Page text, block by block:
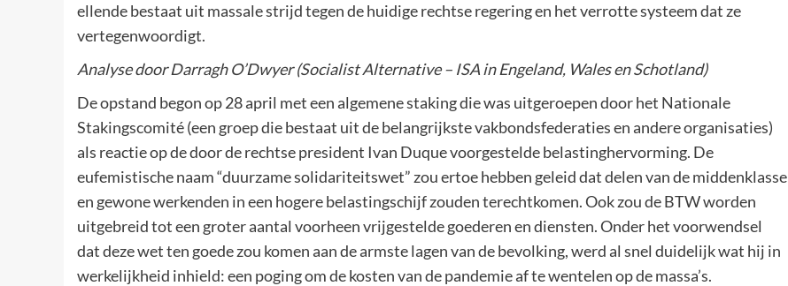
ellende bestaat uit massale strijd tegen de huidige rechtse regering en het verrotte systeem dat ze
vertegenwoordigt.
Analyse door Darragh O’Dwyer (Socialist Alternative – ISA in Engeland, Wales en Schotland)
De opstand begon op 28 april met een algemene staking die was uitgeroepen door het Nationale
Stakingscomité (een groep die bestaat uit de belangrijkste vakbondsfederaties en andere organisaties)
als reactie op de door de rechtse president Ivan Duque voorgestelde belastinghervorming. De
eufemistische naam “duurzame solidariteitswet” zou ertoe hebben geleid dat delen van de middenklasse
en gewone werkenden in een hogere belastingschijf zouden terechtkomen. Ook zou de BTW worden
uitgebreid tot een groter aantal voorheen vrijgestelde goederen en diensten. Onder het voorwendsel
dat deze wet ten goede zou komen aan de armste lagen van de bevolking, werd al snel duidelijk wat hij in
werkelijkheid inhield: een poging om de kosten van de pandemie af te wentelen op de massa’s.